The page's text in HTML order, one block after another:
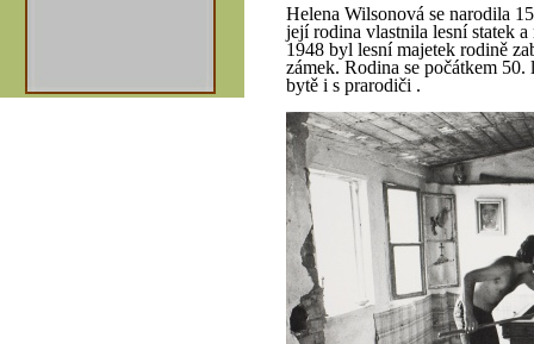
Helena Wilsonová se narodila
její rodina vlastnila lesní statek
1948 byl lesní majetek rodině
zámek. Rodina se počátkem
bytě i s prarodiči .